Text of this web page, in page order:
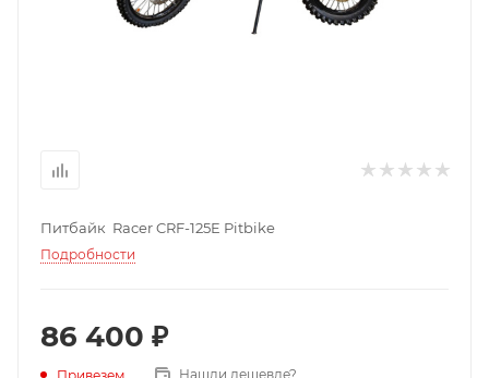
Питбайк Racer CRF-125E Pitbike
Подробности
86 400 ₽
Привезем Нашли дешевле?